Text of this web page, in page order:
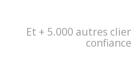
Et + 5.000 autres
confiance